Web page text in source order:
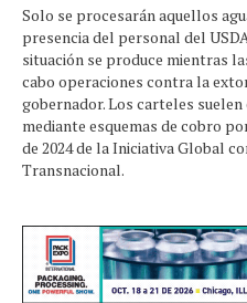
Solo se procesarán aquellos
presencia del personal del
situación se produce mientras
cabo operaciones contra la
gobernador. Los carteles
mediante esquemas de cobro
de 2024 de la Iniciativa Global
Transnacional.